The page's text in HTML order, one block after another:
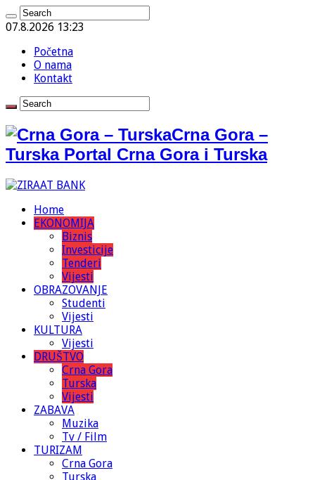
07.8.2026 13:23
Početna
O nama
Kontakt
Crna Gora –
Turska Portal Crna Gora i Turska
Home
EKONOMIJA
Biznis
Investicije
Tenderi
Vijesti
OBRAZOVANJE
Studenti
Vijesti
KULTURA
Vijesti
DRUŠTVO
Crna Gora
Turska
Vijesti
ZABAVA
Muzika
Tv / Film
TURIZAM
Crna Gora
Turska